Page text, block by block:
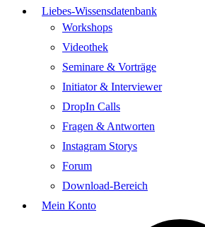
Liebes-Wissensdatenbank
Workshops
Videothek
Seminare & Vorträge
Initiator & Interviewer
DropIn Calls
Fragen & Antworten
Instagram Storys
Forum
Download-Bereich
Mein Konto